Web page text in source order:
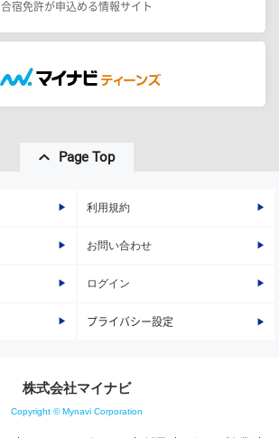
合宿免許が申込める情報サイト
Page Top
利用規約
お問い合わせ
ログイン
プライバシー設定
株式会社マイナビ
Copyright © Mynavi Corporation